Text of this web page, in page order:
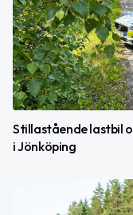
Stillastående lastbil
i Jönköping